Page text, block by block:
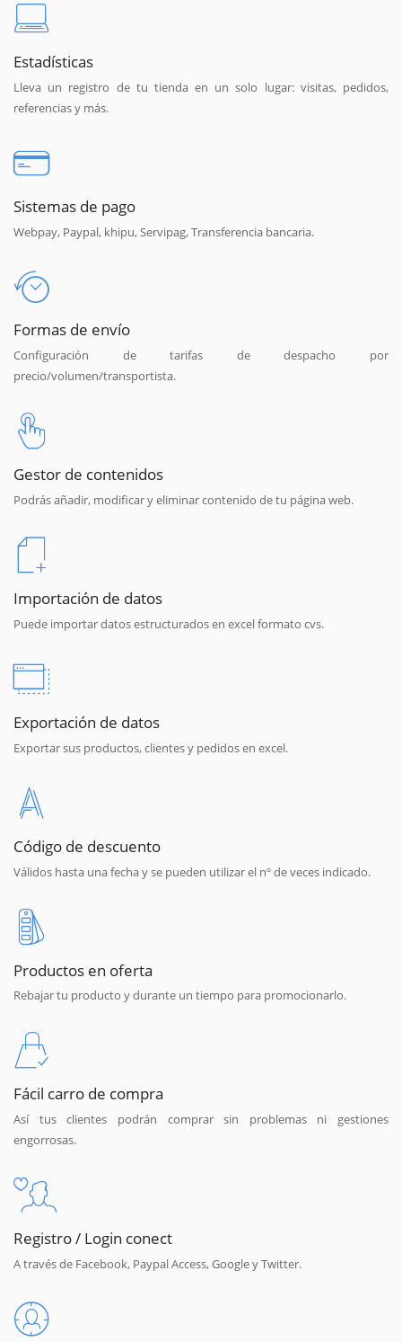
Estadísticas
Lleva un registro de tu tienda en un solo lugar: visitas, pedidos,
referencias y más.
Sistemas de pago
Webpay, Paypal, khipu, Servipag, Transferencia bancaria.
Formas de envío
Configuración de tarifas de despacho por
precio/volumen/transportista.
Gestor de contenidos
Podrás añadir, modificar y eliminar contenido de tu página web.
Importación de datos
Puede importar datos estructurados en excel formato cvs.
Exportación de datos
Exportar sus productos, clientes y pedidos en excel.
Código de descuento
Válidos hasta una fecha y se pueden utilizar el nº de veces indicado.
Productos en oferta
Rebajar tu producto y durante un tiempo para promocionarlo.
Fácil carro de compra
Así tus clientes podrán comprar sin problemas ni gestiones
engorrosas.
Registro / Login conect
A través de Facebook, Paypal Access, Google y Twitter.